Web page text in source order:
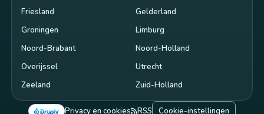
Friesland
Gelderland
Groningen
Limburg
Noord-Brabant
Noord-Holland
Overijssel
Utrecht
Zeeland
Zuid-Holland
Privacy en cookies RSS Cookie-instellingen